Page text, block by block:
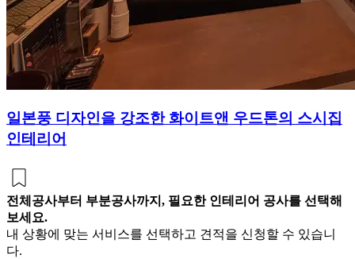
일본풍 디자인을 강조한 화이트앤 우드톤의 스시집
인테리어
전체공사부터 부분공사까지, 필요한 인테리어 공사를 선택해
보세요.
내 상황에 맞는 서비스를 선택하고 견적을 신청할 수 있습니
다.